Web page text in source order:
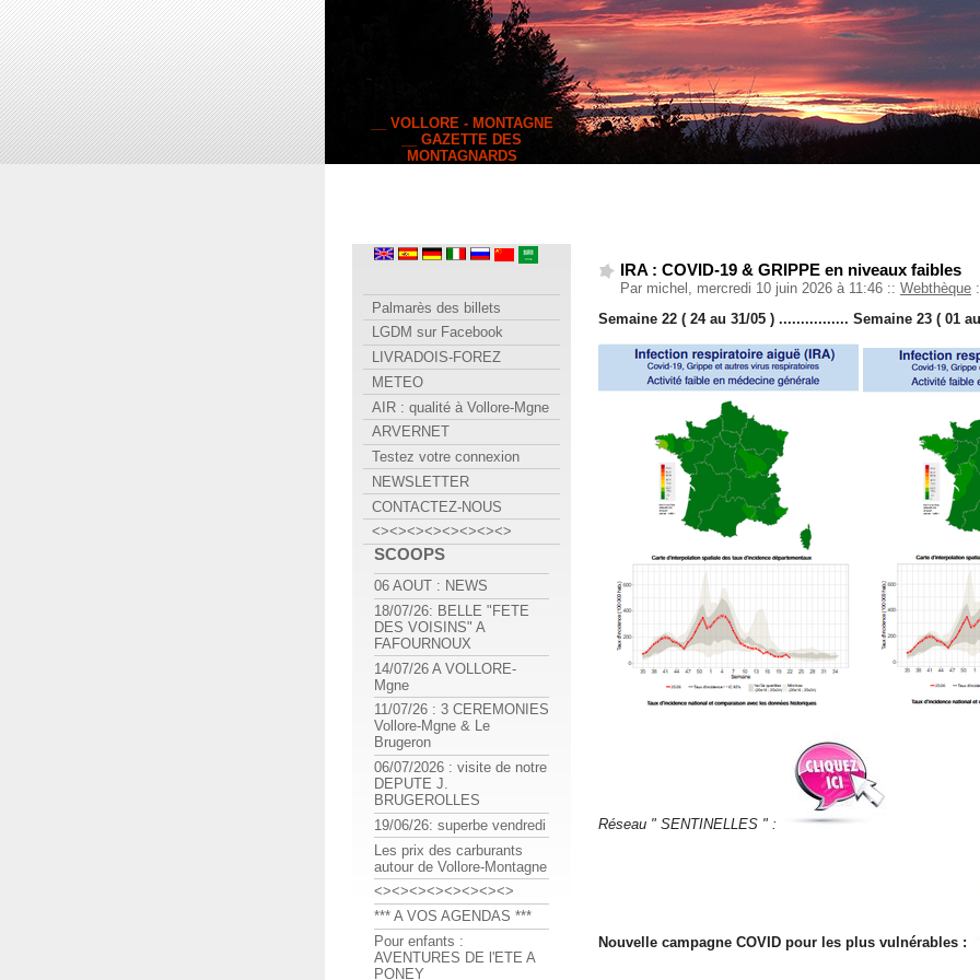
__ VOLLORE - MONTAGNE
__ GAZETTE DES
MONTAGNARDS
IRA : COVID-19 & GRIPPE en niveaux faibles
Par michel, mercredi 10 juin 2026 à 11:46 :: Webthèque
Semaine 22 ( 24 au 31/05 ) ................ Semaine 23 ( 01
Réseau " SENTINELLES " :
Nouvelle campagne COVID pour les plus vulnérables :
Palmarès des billets
LGDM sur Facebook
LIVRADOIS-FOREZ
METEO
AIR : qualité à Vollore-Mgne
ARVERNET
Testez votre connexion
NEWSLETTER
CONTACTEZ-NOUS
<><><><><><><><>
SCOOPS
06 AOUT : NEWS
18/07/26: BELLE "FETE
DES VOISINS" A
FAFOURNOUX
14/07/26 A VOLLORE-
Mgne
11/07/26 : 3 CEREMONIES
Vollore-Mgne & Le
Brugeron
06/07/2026 : visite de notre
DEPUTE J.
BRUGEROLLES
19/06/26: superbe vendredi
Les prix des carburants
autour de Vollore-Montagne
<><><><><><><><>
*** A VOS AGENDAS ***
Pour enfants :
AVENTURES DE l'ETE A
PONEY